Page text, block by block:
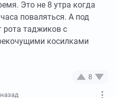
Это не 8 утра когда
поваляться. А под
рота таджиков с
косилками
8